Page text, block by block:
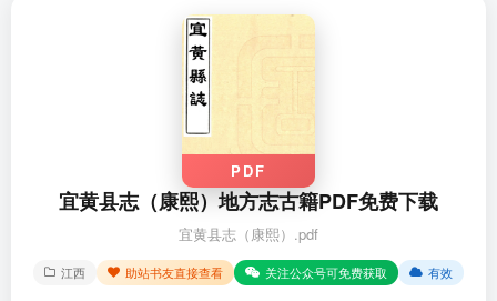
PDF
宜黄县志（康熙）地方志古籍PDF免费下载
宜黄县志（康熙）.pdf
江西 助站书友直接查看 关注公众号可免费获取 有效